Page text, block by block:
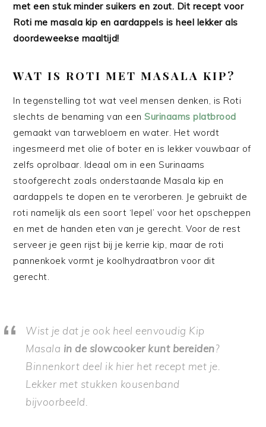
met een stuk minder suikers en zout. Dit recept voor
Roti me masala kip en aardappels is heel lekker als
doordeweekse maaltijd!
WAT IS ROTI MET MASALA KIP?
In tegenstelling tot wat veel mensen denken, is Roti
slechts de benaming van eenSurinaams platbrood
gemaakt van tarwebloem en water. Het wordt
ingesmeerd met olie of boter en is lekker vouwbaar of
zelfs oprolbaar. Ideaal om in een Surinaams
stoofgerecht zoals onderstaande Masala kip en
aardappels te dopen en te verorberen. Je gebruikt de
roti namelijk als een soort ‘lepel’ voor het opscheppen
en met de handen eten van je gerecht. Voor de rest
serveer je geen rijst bij je kerrie kip, maar de roti
pannenkoek vormt je koolhydraatbron voor dit
gerecht.
Wist je dat je ook heel eenvoudig Kip
Masala in de slowcooker kunt bereiden?
Binnenkort deel ik hier het recept met je.
Lekker met stukken kousenband
bijvoorbeeld.